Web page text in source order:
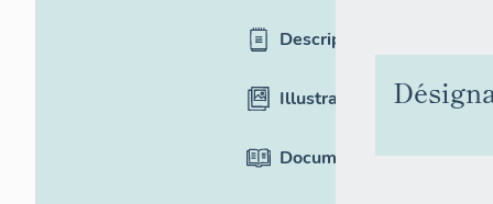
Description
Illustrations
Documentation